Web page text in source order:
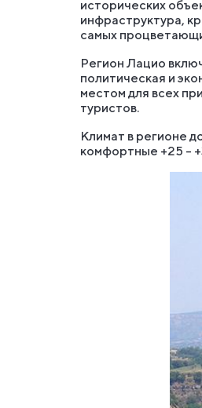
исторических
инфраструктура,
самых
Регион Лацио
политическая и
местом для всех
туристов.
Климат в регионе
комфортные +25 -